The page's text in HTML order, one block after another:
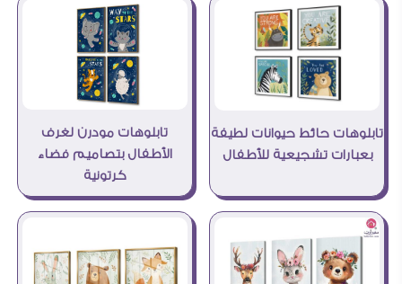
تابلوهات حائط حيوانات لطيفة
بعبارات تشجيعية للأطفال
تابلوهات مودرن لغرف
الأطفال بتصاميم فضاء
كرتونية